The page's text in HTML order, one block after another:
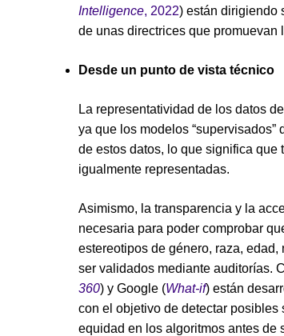
Intelligence, 2022) están dirigiendo
de unas directrices que promuevan
Desde un punto de vista técnico
La representatividad de los datos
ya que los modelos “supervisados”
de estos datos, lo que significa que
igualmente representadas.
Asimismo, la transparencia y la
necesaria para poder comprobar
estereotipos de género, raza,
ser validados mediante auditorías.
360) y Google (What-if) están
con el objetivo de detectar posibles
equidad en los algoritmos antes de